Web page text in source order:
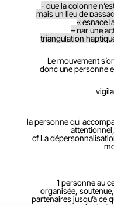
- que la colonne
mais un lieu de
« espace
– par une
triangulation
Le mouvement
donc une personne
la personne qui
cf La
1 personne au
organisée,
partenaires jusqu’à ce